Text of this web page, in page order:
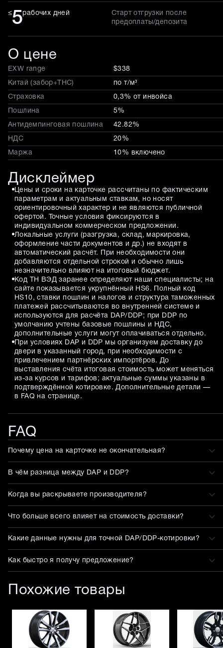
≤5рабочих дней
Старт отгрузки после
предоплаты/депозита
О цене
EXW range $338
Китай (забор+THC) по т/м³
Страховка 0,3% от инвойса
Пошлина 5%
Антидемпинговая пошлина 42.82%
НДС 20%
Маржа 10% включено
Дисклеймер
Цены и сроки на карточке рассчитаны по фактическим
параметрам и актуальным ставкам, но носят
ориентировочный характер и не являются публичной
офертой. Точные условия фиксируются в
индивидуальном коммерческом предложении.
Локальные услуги (разгрузка, склад, маркировка,
оформление части документов и др.) не входят в
автоматический расчёт. При необходимости они
добавляются отдельной строкой и обычно лишь
незначительно влияют на итоговый бюджет.
Код ТН ВЭД заранее определяют наши специалисты; на
сайте показывается укрупнённый HS6. Полный код
HS10, ставки пошлин и налогов и структура таможенных
платежей рассчитываются во внутренней системе и
используются для расчёта DAP/DDP; при DDP по
умолчанию учтены базовые пошлины и НДС,
дополнительные услуги могут оплачиваться отдельно.
При условиях DAP и DDP мы организуем доставку до
двери в указанный город, при необходимости с
привлечением партнёрских импортёров. До
выставления счёта итоговая стоимость может меняться
из-за курсов и тарифов; актуальные суммы указаны в
подтверждённой котировке. Дополнительные детали —
в FAQ на странице.
FAQ
Почему цена на карточке не окончательная?
В чём разница между DAP и DDP?
Когда вы раскрываете производителя?
Что больше всего влияет на стоимость доставки?
Какие данные нужны для точной DAP/DDP-котировки?
Как быстро я получу предложение?
Похожие товары